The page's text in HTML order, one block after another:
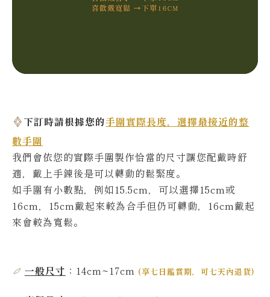
下訂時請根據您的手圍實際長度，選擇最接近的整
數手圍
我們會依您的實際手圍製作恰當的尺寸讓您配戴時舒
適，戴上手鍊後是可以轉動的鬆緊度。
如手圍有小數點，例如15.5cm，可以選擇15cm或
16cm，15cm戴起來較為合手但仍可轉動，16cm戴起
來會較為寬鬆。
一般尺寸 ：14cm~17cm (享七日鑑賞期，可七天內退貨)